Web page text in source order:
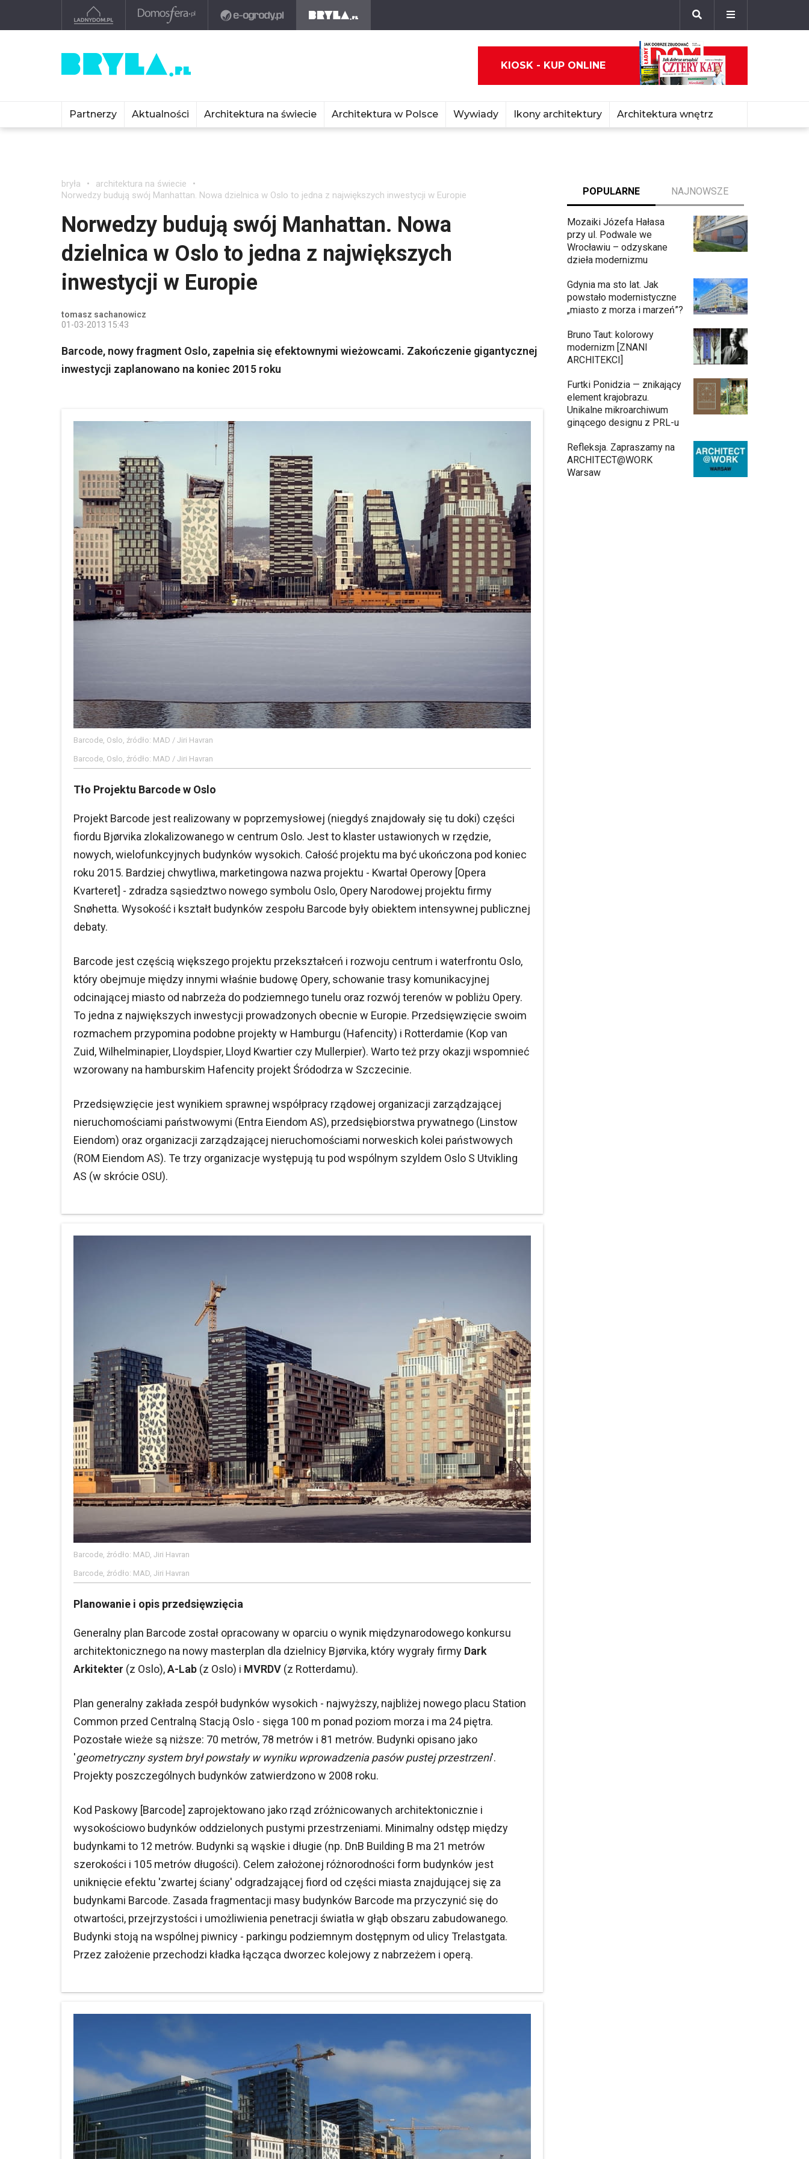
KIOSK - KUP ONLINE
Partnerzy Aktualności Architektura na świecie Architektura w Polsce Wywiady Ikony architektury Architektura wnętrz
bryła
architektura na świecie
Norwedzy budują swój Manhattan. Nowa dzielnica w Oslo to jedna z największych inwestycji w Europie
Norwedzy budują swój Manhattan. Nowa
dzielnica w Oslo to jedna z największych
inwestycji w Europie
tomasz sachanowicz
01-03-2013 15:43
Barcode, nowy fragment Oslo, zapełnia się efektownymi wieżowcami. Zakończenie gigantycznej
inwestycji zaplanowano na koniec 2015 roku
Barcode, Oslo, źródło: MAD / Jiri Havran
Barcode, Oslo, źródło: MAD / Jiri Havran
Tło Projektu Barcode w Oslo
Projekt Barcode jest realizowany w poprzemysłowej (niegdyś znajdowały się tu doki) części
fiordu Bjørvika zlokalizowanego w centrum Oslo. Jest to klaster ustawionych w rzędzie,
nowych, wielofunkcyjnych budynków wysokich. Całość projektu ma być ukończona pod koniec
roku 2015. Bardziej chwytliwa, marketingowa nazwa projektu - Kwartał Operowy [Opera
Kvarteret] - zdradza sąsiedztwo nowego symbolu Oslo, Opery Narodowej projektu firmy
Snøhetta. Wysokość i kształt budynków zespołu Barcode były obiektem intensywnej publicznej
debaty.
Barcode jest częścią większego projektu przekształceń i rozwoju centrum i waterfrontu Oslo,
który obejmuje między innymi właśnie budowę Opery, schowanie trasy komunikacyjnej
odcinającej miasto od nabrzeża do podziemnego tunelu oraz rozwój terenów w pobliżu Opery.
To jedna z największych inwestycji prowadzonych obecnie w Europie. Przedsięwzięcie swoim
rozmachem przypomina podobne projekty w Hamburgu (Hafencity) i Rotterdamie (Kop van
Zuid, Wilhelminapier, Lloydspier, Lloyd Kwartier czy Mullerpier). Warto też przy okazji wspomnieć
wzorowany na hamburskim Hafencity projekt Śródodrza w Szczecinie.
Przedsięwzięcie jest wynikiem sprawnej współpracy rządowej organizacji zarządzającej
nieruchomościami państwowymi (Entra Eiendom AS), przedsiębiorstwa prywatnego (Linstow
Eiendom) oraz organizacji zarządzającej nieruchomościami norweskich kolei państwowych
(ROM Eiendom AS). Te trzy organizacje występują tu pod wspólnym szyldem Oslo S Utvikling
AS (w skrócie OSU).
Barcode, źródło: MAD, Jiri Havran
Barcode, źródło: MAD, Jiri Havran
Planowanie i opis przedsięwzięcia
Generalny plan Barcode został opracowany w oparciu o wynik międzynarodowego konkursu
architektonicznego na nowy masterplan dla dzielnicy Bjørvika, który wygrały firmy Dark
Arkitekter (z Oslo),A-Lab (z Oslo) i MVRDV (z Rotterdamu).
Plan generalny zakłada zespół budynków wysokich - najwyższy, najbliżej nowego placu Station
Common przed Centralną Stacją Oslo - sięga 100 m ponad poziom morza i ma 24 piętra.
Pozostałe wieże są niższe: 70 metrów, 78 metrów i 81 metrów. Budynki opisano jako
'geometryczny system brył powstały w wyniku wprowadzenia pasów pustej przestrzeni'.
Projekty poszczególnych budynków zatwierdzono w 2008 roku.
Kod Paskowy [Barcode] zaprojektowano jako rząd zróżnicowanych architektonicznie i
wysokościowo budynków oddzielonych pustymi przestrzeniami. Minimalny odstęp między
budynkami to 12 metrów. Budynki są wąskie i długie (np. DnB Building B ma 21 metrów
szerokości i 105 metrów długości). Celem założonej różnorodności form budynków jest
uniknięcie efektu 'zwartej ściany' odgradzającej fiord od części miasta znajdującej się za
budynkami Barcode. Zasada fragmentacji masy budynków Barcode ma przyczynić się do
otwartości, przejrzystości i umożliwienia penetracji światła w głąb obszaru zabudowanego.
Budynki stoją na wspólnej piwnicy - parkingu podziemnym dostępnym od ulicy Trelastgata.
Przez założenie przechodzi kładka łącząca dworzec kolejowy z nabrzeżem i operą.
POPULARNE NAJNOWSZE
Mozaiki Józefa Hałasa
przy ul. Podwale we
Wrocławiu – odzyskane
dzieła modernizmu
Gdynia ma sto lat. Jak
powstało modernistyczne
„miasto z morza i marzeń”?
Bruno Taut: kolorowy
modernizm [ZNANI
ARCHITEKCI]
Furtki Ponidzia — znikający
element krajobrazu.
Unikalne mikroarchiwum
ginącego designu z PRL-u
Refleksja. Zapraszamy na
ARCHITECT@WORK
Warsaw